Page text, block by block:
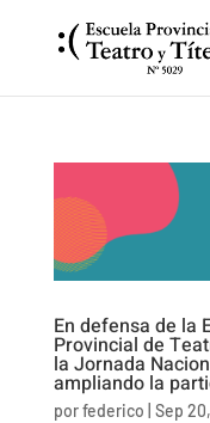
En defensa de la
Provincial de
la Jornada
ampliando la
porfederico Sep